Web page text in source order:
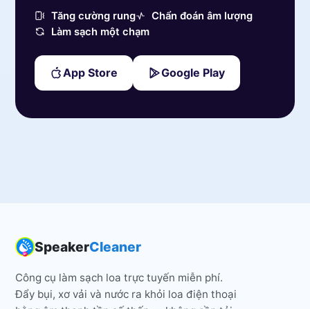
Tăng cường rung
Chẩn đoán âm lượng
Làm sạch một chạm
App Store Google Play
SpeakerCleaner
Công cụ làm sạch loa trực tuyến miễn phí.
Đẩy bụi, xơ vải và nước ra khỏi loa điện thoại